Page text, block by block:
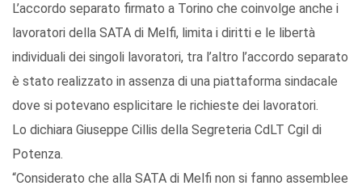
L’accordo separato firmato a Torino che coinvolge anche i
lavoratori della SATA di Melfi, limita i diritti e le libertà
individuali dei singoli lavoratori, tra l’altro l’accordo separato
è stato realizzato in assenza di una piattaforma sindacale
dove si potevano esplicitare le richieste dei lavoratori.
Lo dichiara Giuseppe Cillis della Segreteria CdLT Cgil di
Potenza.
“Considerato che alla SATA di Melfi non si fanno assemblee